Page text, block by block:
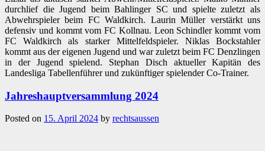
durchlief die Jugend beim Bahlinger SC und spielte zuletzt als
Abwehrspieler beim FC Waldkirch. Laurin Müller verstärkt uns
defensiv und kommt vom FC Kollnau. Leon Schindler kommt vom
FC Waldkirch als starker Mittelfeldspieler. Niklas Bockstahler
kommt aus der eigenen Jugend und war zuletzt beim FC Denzlingen
in der Jugend spielend. Stephan Disch aktueller Kapitän des
Landesliga Tabellenführer und zukünftiger spielender Co-Trainer.
Jahreshauptversammlung 2024
Posted on 15. April 2024 by rechtsaussen